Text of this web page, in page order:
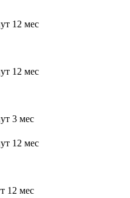
12 мес
12 мес
3 мес
12 мес
12 мес